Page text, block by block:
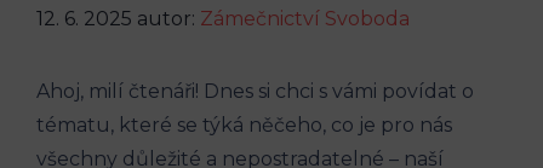
12. 6. 2025 autor: Zámečnictví Svoboda
Ahoj, milí čtenáři! Dnes si chci s vámi povídat o
tématu, které se týká něčeho, co je pro nás
všechny důležité a nepostradatelné – naší